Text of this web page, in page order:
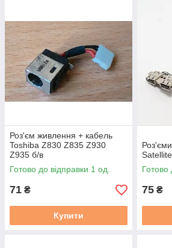
Роз'єм живлення + кабель
Toshiba Z830 Z835 Z930
Z935 б/в
Готово до відправки 1 од.
71 ₴
Купити
Готово
75 ₴